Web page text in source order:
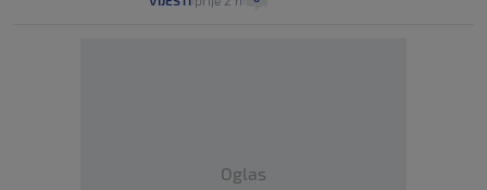
Oglas